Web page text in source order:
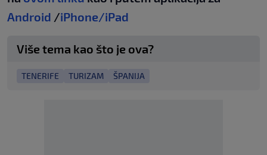
Android /iPhone/iPad
Više tema kao što je ova?
TENERIFE TURIZAM ŠPANIJA